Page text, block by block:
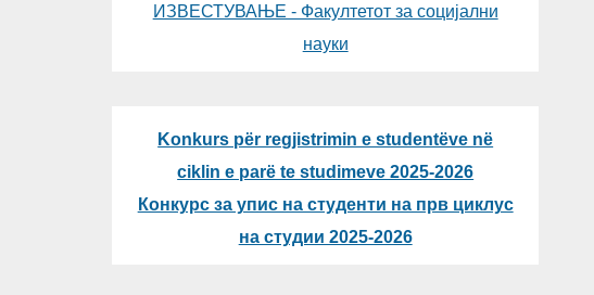
ИЗВЕСТУВАЊЕ - Факултетот за социјални
науки
Konkurs për regjistrimin e studentëve në
ciklin e parë te studimeve 2025-2026
Конкурс за упис на студенти на прв циклус
на студии 2025-2026